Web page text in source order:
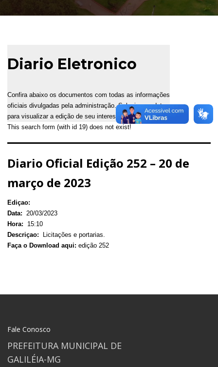
Diario Eletronico
Confira abaixo os documentos com todas as informações
oficiais divulgadas pela administração. Selecione a data
para visualizar a edição de seu interesse.
This search form (with id 19) does not exist!
Diario Oficial Edição 252 – 20 de
março de 2023
Ediçao:
Data:
20/03/2023
Hora:
15:10
Descriçao:
Licitações e portarias.
Faça o Download aqui: edição 252
Fale Conosco
PREFEITURA MUNICIPAL DE
GALILÉIA-MG